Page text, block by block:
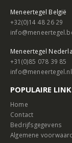
Meneertegel België
+32(0)14 48 26 29
Meneertegel
+31(0)85 078 39 85
info@meneertegel.nl
POPULAIRE
Home
Contact
Bedrijfsgegevens
Algemene